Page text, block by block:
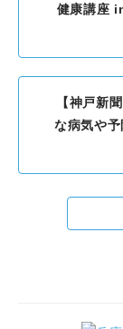
健康講座
【神戸新
な病気や